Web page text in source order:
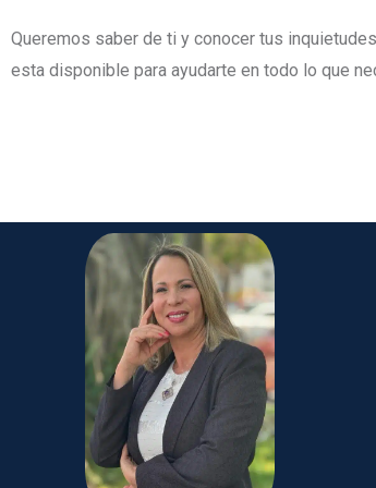
Queremos saber de ti y conocer tus
esta disponible para ayudarte en todo lo que